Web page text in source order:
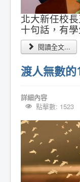
北大新任校
十句話，有
閱讀全文...
渡人無數
詳細內容
點擊數: 1523